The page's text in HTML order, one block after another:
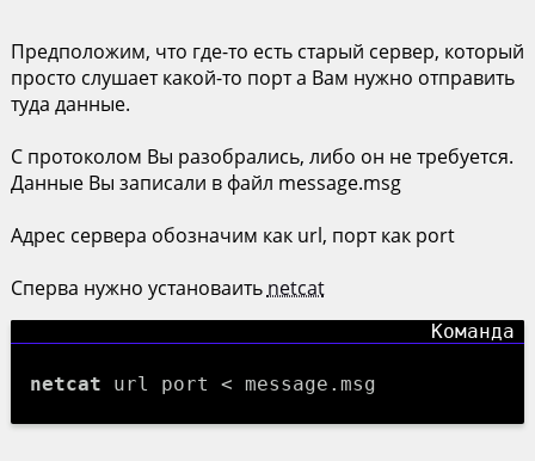
Предположим, что где-то есть старый сервер, который
просто слушает какой-то порт а Вам нужно отправить
туда данные.
С протоколом Вы разобрались, либо он не требуется.
Данные Вы записали в файл message.msg
Адрес сервера обозначим как url, порт как port
Сперва нужно установаить netcat
netcat url port < message.msg